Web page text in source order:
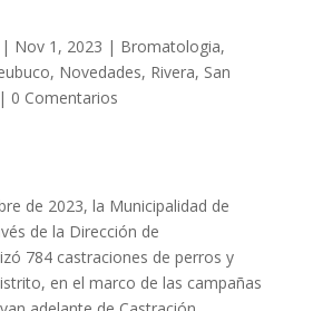
Nov 1, 2023 | Bromatologia,
, Novedades, Rivera, San
| 0 Comentarios
de 2023, la Municipalidad de
de la Dirección de
784 castraciones de perros y
en el marco de las campañas